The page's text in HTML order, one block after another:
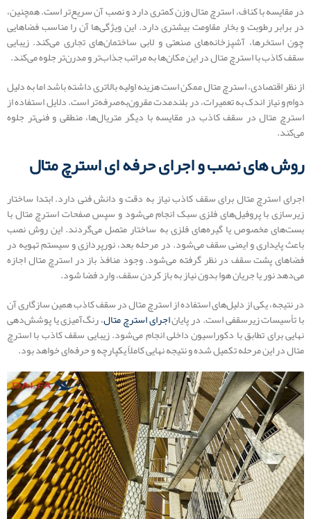
در مقایسه با کناف، استرچ متال وزن کمتری دارد و نصب آن سریع‌تر است. همچنین،
در برابر رطوبت و بخار مقاومت بیشتری دارد. این ویژگی‌ها آن را مناسب فضاهایی
چون استخرها، آشپزخانه‌های صنعتی و لابی ساختمان‌های تجاری می‌کند. زیبایی
سقف کاذب با استرچ متال در این مکان‌ها به مراتب جذاب‌تر و مدرن‌تر جلوه می‌کند.
از نظر اقتصادی، استرچ متال ممکن است هزینه اولیه بالاتری داشته باشد اما به دلیل
دوام و نیاز اندک به تعمیرات، در بلندمدت مقرون‌به‌صرفه‌تر است. دلایل استفاده از
استرچ متال در سقف کاذب در مقایسه با دیگر متریال‌ها، منطقی و فنی‌تر جلوه
می‌کند.
روش‌ های نصب و اجرای حرفه ‌ای استرچ متال
اجرای استرچ متال برای سقف کاذب نیاز به دقت و دانش فنی دارد. ابتدا ساختار
زیرسازی با پروفیل‌های فلزی سبک انجام می‌شود و سپس صفحات استرچ متال با
بست‌های مخصوص یا گیره‌های فلزی به ساختار متصل می‌گردند. این روش نصب
باعث پایداری و ایمنی سقف می‌شود. در مرحله بعد، نورپردازی و سیستم تهویه در
فضاهای پشت سقف در نظر گرفته می‌شود. وجود منافذ باز در استرچ متال اجازه
می‌دهد نور یا جریان هوا بدون نیاز به باز کردن سقف، وارد فضا شود.
در نتیجه، یکی از دلیل‌های استفاده از استرچ متال در سقف کاذب همین سازگاری آن
با تأسیسات زیرسقفی است. در پایاناجرای استرچ متال، رنگ‌آمیزی یا پوشش‌دهی
نهایی برای تطابق با دکوراسیون داخلی انجام می‌شود. زیبایی سقف کاذب با استرچ
متال در این مرحله تکمیل شده و نتیجه نهایی کاملاً یکپارچه و حرفه‌ای خواهد بود.